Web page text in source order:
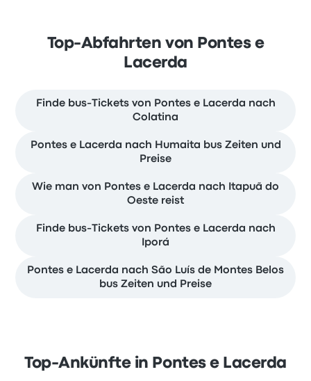
Top-Abfahrten von Pontes e
Lacerda
Finde bus-Tickets von Pontes e Lacerda nach
Colatina
Pontes e Lacerda nach Humaita bus Zeiten und
Preise
Wie man von Pontes e Lacerda nach Itapuã do
Oeste reist
Finde bus-Tickets von Pontes e Lacerda nach
Iporá
Pontes e Lacerda nach São Luís de Montes Belos
bus Zeiten und Preise
Top-Ankünfte in Pontes e Lacerda